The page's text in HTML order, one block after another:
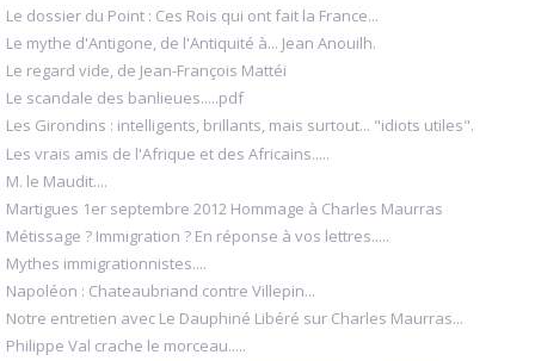
Le dossier du Point : Ces Rois qui ont fait la France...
Le mythe d'Antigone, de l'Antiquité à... Jean Anouilh.
Le regard vide, de Jean-François Mattéi
Le scandale des banlieues.....pdf
Les Girondins : intelligents, brillants, mais surtout... "idiots utiles".
Les vrais amis de l'Afrique et des Africains.....
M. le Maudit....
Martigues 1er septembre 2012 Hommage à Charles Maurras
Métissage ? Immigration ? En réponse à vos lettres.....
Mythes immigrationnistes....
Napoléon : Chateaubriand contre Villepin...
Notre entretien avec Le Dauphiné Libéré sur Charles Maurras...
Philippe Val crache le morceau.....